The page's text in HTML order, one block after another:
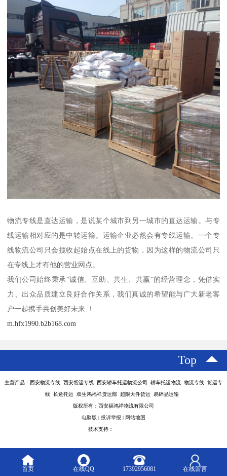
物流专线是直达运输，是说某个城市到另一城市的直达运输。与专
线运输相对应的是中转运输。运输企业必然会有专线运输。一个专
线物流公司只会揽收起始点在线上的货物，因为这样的物流公司只
在专线上才有他的营业网点。
我们公司始终秉承“诚信、互助、共生、共赢”的经营理念，凭借实
力、出众品质建立良好合作关系，我们真诚的希望能与广大新老客
户一起携手共创美好未来 ！
m.hfx1990.b2b168.com
Top
主营产品：西安物流专线 西安货运专线 西安轿车托运物流公司 轿车托运物流 物流专线 货运专
线 长途托运 双生鸿福祥货运部 超限大件货运 易碎品运输
版权所有：西安福鸿祥物流有限公司
电脑版 投诉举报 网站地图
技术支持：
首页 在线QQ 17392956081 在线留言